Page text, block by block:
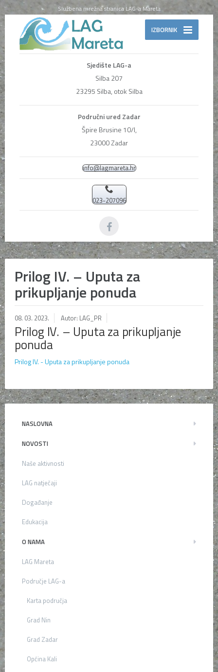
Službena mrežna stranica LAG-a Mareta
IZBORNIK
Sjedište LAG-a
Silba 207
23295 Silba, otok Silba
Područni ured Zadar
Špire Brusine 10/I,
23000 Zadar
info@lagmareta.hr
023-207096
Prilog IV. – Uputa za
prikupljanje ponuda
08. 03. 2023. Autor: LAG_PR
Prilog IV. – Uputa za prikupljanje
ponuda
Prilog IV. - Uputa za prikupljanje ponuda
NASLOVNA
NOVOSTI
Naše aktivnosti
LAG natječaji
Događanje
Edukacija
O NAMA
LAG Mareta
Područje LAG-a
Karta područja
Grad Nin
Grad Zadar
Općina Kali